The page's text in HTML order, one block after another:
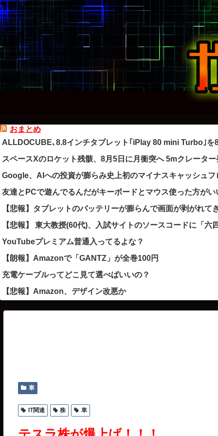
おまとめ
ALLDOCUBE､8.8インチタブレット｢iPlay 80 mini Turbo｣を
スペースXのロケット残骸、8月5日に月衝突へ 5mクレータ
Google、AIへの投資が膨らみ史上初のマイナスキャッシュフ
友達とPCで遊んでるんだがキーボードとマウス使った方が
【悲報】タブレットのバッテリーが膨らんで画面が剥がれて
【悲報】 東大教授(60代)、入試サイトのソースコードに「
YouTubeプレミアム普通入ってるよな？
【朗報】Amazonで「GANTZ」が全巻100円
充電ケーブルってどこ見て選べばいいの？
【悲報】Amazon、デザイン改悪か
車
IT関連 株 車